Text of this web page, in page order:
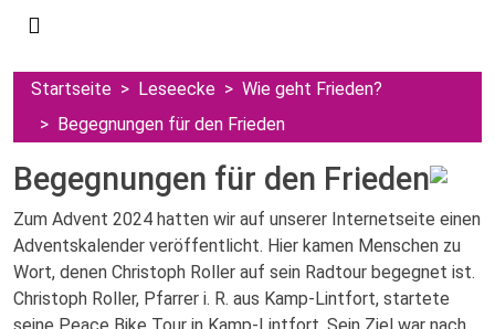
Startseite Leseecke
Wie geht Frieden?
Begegnungen für den Frieden
Begegnungen für den Frieden
Zum Advent 2024 hatten wir auf unserer Internetseite einen
Adventskalender veröffentlicht. Hier kamen Menschen zu
Wort, denen Christoph Roller auf sein Radtour begegnet ist.
Christoph Roller, Pfarrer i. R. aus Kamp-Lintfort, startete